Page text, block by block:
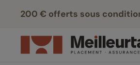
200 € offerts sous